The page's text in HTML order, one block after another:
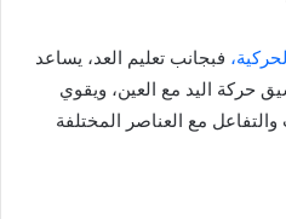
فبجانب تعليم العد، يساعد
حركة اليد مع العين، ويقوي
مع العناصر المختلفة